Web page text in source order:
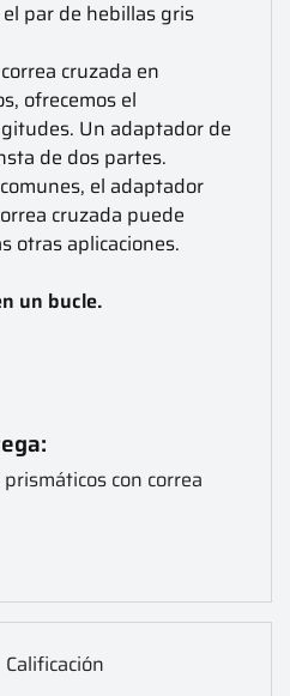
par de hebillas gris
cruzada en
ofrecemos el
Un adaptador de
de dos partes.
el adaptador
cruzada puede
otras aplicaciones.
un bucle.
con correa
Calificación